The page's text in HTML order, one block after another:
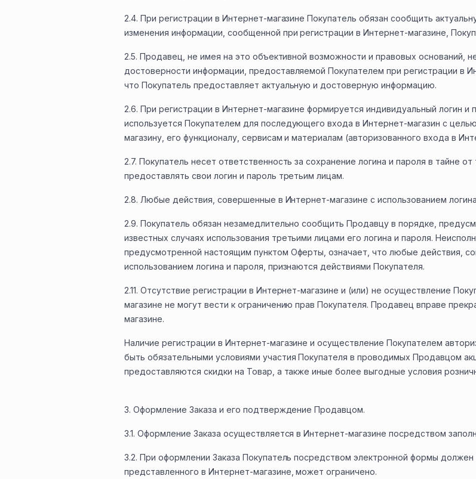
2.4. При регистрации в Интернет-магазине Покупатель обязан сообщить
изменения информации, сообщенной при регистрации в Интернет-магазине,
2.5. Продавец, не имея на это объективной возможности и правовых оснований,
достоверности информации, предоставляемой Покупателем при регистрации в
что Покупатель предоставляет актуальную и достоверную информацию.
2.6. При регистрации в Интернет-магазине формируется индивидуальный логин и
используется Покупателем для последующего входа в Интернет-магазин с
магазину, его функционалу, сервисам и материалам (авторизованного входа в
2.7. Покупатель несет ответственность за сохранение логина и пароля в тайне
предоставлять свои логин и пароль третьим лицам.
2.8. Любые действия, совершенные в Интернет-магазине с использованием
2.9. Покупатель обязан незамедлительно сообщить Продавцу в порядке,
известных случаях использования третьими лицами его логина и пароля.
предусмотренной настоящим пунктом Оферты, означает, что любые действия,
использованием логина и пароля, признаются действиями Покупателя.
2.11. Отсутствие регистрации в Интернет-магазине и (или) не осуществление
магазине не могут вести к ограничению прав Покупателя. Продавец вправе
магазине.
Наличие регистрации в Интернет-магазине и осуществление Покупателем
быть обязательными условиями участия Покупателя в проводимых Продавцом
предоставляются скидки на Товар, а также иные более выгодные условия
3. Оформление Заказа и его подтверждение Продавцом.
3.1. Оформление Заказа осуществляется в Интернет-магазине посредством
3.2. При оформлении Заказа Покупатель посредством электронной формы должен
представленного в Интернет-магазине, может ограничено.